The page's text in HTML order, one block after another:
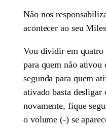
Não nos
acontecer ao seu
Vou dividir em
para quem não
segunda para quem
ativado basta
novamente, fique
o volume (-) se